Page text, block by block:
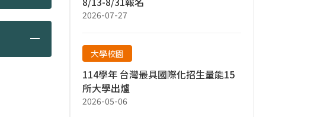
2026-07-27
大學校園
114學年 台灣最具國際化招生量能15
所大學出爐
2026-05-06